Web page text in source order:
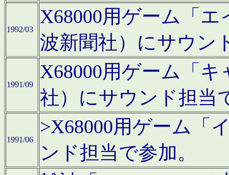
1992/03
X68000用ゲーム「
波新聞社）にサウン
1991/09
X68000用ゲーム「
社）にサウンド担当
1991/06
>X68000用ゲーム「
ンド担当で参加。